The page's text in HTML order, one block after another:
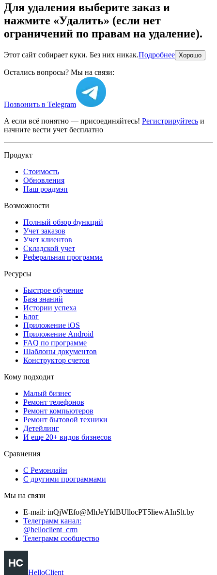
Для удаления выберите заказ и
нажмите «Удалить» (если нет
ограничений по правам на удаление).
Этот сайт собирает куки. Без них никак.Подробнее Хорошо
Остались вопросы? Мы на связи:
Позвонить в Telegram
А если всё понятно — присоединяйтесь! Регистрируйтесь и
начните вести учет бесплатно
Продукт
Стоимость
Обновления
Наш роадмэп
Возможности
Полный обзор функций
Учет заказов
Учет клиентов
Складской учет
Реферальная программа
Ресурсы
Быстрое обучение
База знаний
Истории успеха
Блог
Приложение iOS
Приложение Android
FAQ по программе
Шаблоны документов
Конструктор счетов
Кому подходит
Малый бизнес
Ремонт телефонов
Ремонт компьютеров
Ремонт бытовой техники
Детейлинг
И еще 20+ видов бизнесов
Сравнения
С Ремонлайн
С другими программами
Мы на связи
E-mail: inQjWEfo@MhJeYIdBUllocPT5liewAInSlt.by
Телеграмм канал:
@helloclient_crm
Телеграмм сообщество
HelloClient